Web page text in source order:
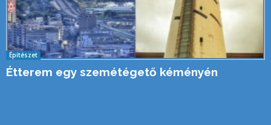
Építészet
Étterem egy szemétégető kéményén